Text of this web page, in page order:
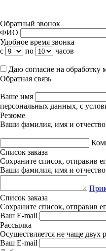
Обратный звонок
ФИО
Удобное время звонка
с
по часов
Даю согласие на
Обратная связь
Ваше имя
персональных данных, с
Резюме
Ваши фамилия, имя и отчество
Список заказа
Сохраните список, отправив
Ваши фамилия, имя и отчество
Список заказа
Сохраните список, отправив
Ваш E-mail
Рассылка
Осуществляется не чаще двух
Ваш E-mail